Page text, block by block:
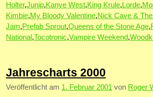
Holter,Junip,Kanye West,King Krule, Lorde,
Kimbie,My Bloody Valentine,Nick Cave &
Jam,Prefab Sprout,Queens of the Stone Age,
National ,Tocotronic,Vampire Weekend,
Jahrescharts 2000
Veröffentlicht am 1. Februar 2001 von Roger